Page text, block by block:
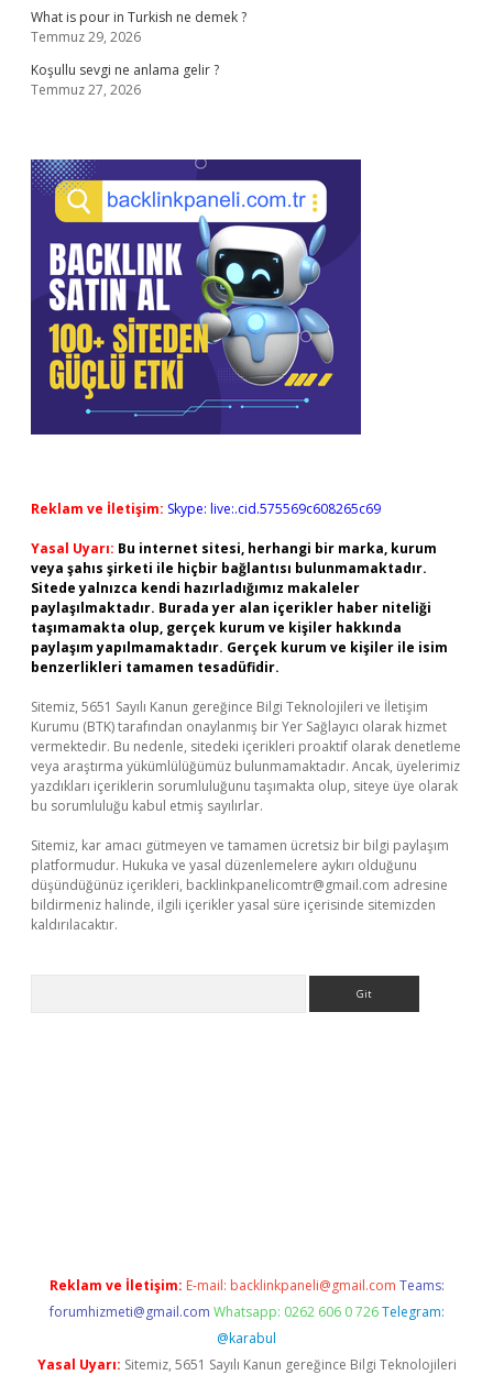
What is pour in Turkish ne demek ?
Temmuz 29, 2026
Koşullu sevgi ne anlama gelir ?
Temmuz 27, 2026
Reklam ve İletişim: Skype: live:.cid.575569c608265c69
Yasal Uyarı: Bu internet sitesi, herhangi bir marka, kurum
veya şahıs şirketi ile hiçbir bağlantısı bulunmamaktadır.
Sitede yalnızca kendi hazırladığımız makaleler
paylaşılmaktadır. Burada yer alan içerikler haber niteliği
taşımamakta olup, gerçek kurum ve kişiler hakkında
paylaşım yapılmamaktadır. Gerçek kurum ve kişiler ile isim
benzerlikleri tamamen tesadüfidir.
Sitemiz, 5651 Sayılı Kanun gereğince Bilgi Teknolojileri ve İletişim
Kurumu (BTK) tarafından onaylanmış bir Yer Sağlayıcı olarak hizmet
vermektedir. Bu nedenle, sitedeki içerikleri proaktif olarak denetleme
veya araştırma yükümlülüğümüz bulunmamaktadır. Ancak, üyelerimiz
yazdıkları içeriklerin sorumluluğunu taşımakta olup, siteye üye olarak
bu sorumluluğu kabul etmiş sayılırlar.
Sitemiz, kar amacı gütmeyen ve tamamen ücretsiz bir bilgi paylaşım
platformudur. Hukuka ve yasal düzenlemelere aykırı olduğunu
düşündüğünüz içerikleri, backlinkpanelicomtr@gmail.com adresine
bildirmeniz halinde, ilgili içerikler yasal süre içerisinde sitemizden
kaldırılacaktır.
Reklam ve İletişim: E-mail: backlinkpaneli@gmail.com Teams:
forumhizmeti@gmail.com Whatsapp: 0262 606 0 726 Telegram:
@karabul
Yasal Uyarı: Sitemiz, 5651 Sayılı Kanun gereğince Bilgi Teknolojileri